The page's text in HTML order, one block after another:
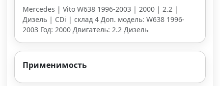
Mercedes | Vito W638 1996-2003 | 2000 | 2.2 |
Дизель | CDi | склад 4 Доп. модель: W638 1996-
2003 Год: 2000 Двигатель: 2.2 Дизель
Применимость